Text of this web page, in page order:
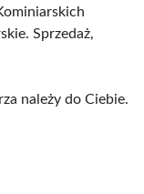
Sprzedaż,
należy do Ciebie.